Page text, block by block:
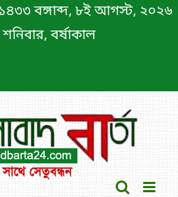
বঙ্গাব্দ, ৮ই আগস্ট, ২০২৬
শনিবার, বর্ষাকাল